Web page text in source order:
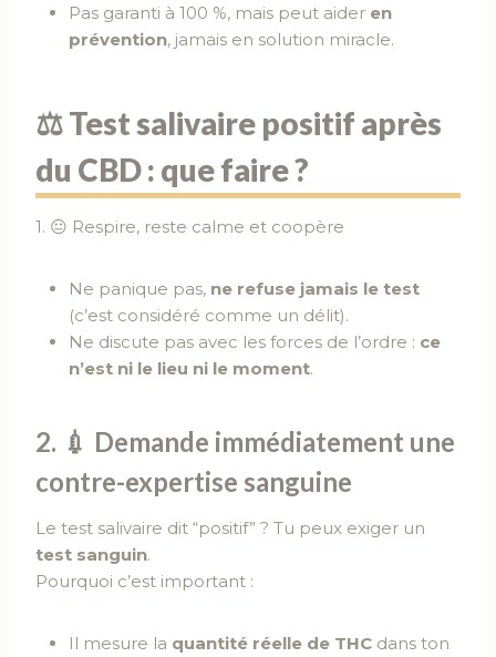
Pas garanti à 100 %, mais peut aider en
prévention, jamais en solution miracle.
⚖️ Test salivaire positif après
du CBD : que faire ?
1. 😐 Respire, reste calme et coopère
Ne panique pas, ne refuse jamais le test
(c’est considéré comme un délit).
Ne discute pas avec les forces de l’ordre : ce
n’est ni le lieu ni le moment.
2. 💉 Demande immédiatement une
contre-expertise sanguine
Le test salivaire dit “positif” ? Tu peux exiger un
test sanguin.
Pourquoi c’est important :
Il mesure la quantité réelle de THC dans ton